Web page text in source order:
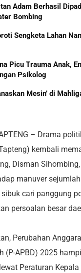
Adam Berhasil
Bombing
Sengketa Lahan
Picu Trauma Anak,
Psikolog
Mesin’ di
– Drama
kembali
Disman
manuver
cari panggung
persoalan besar
Perubahan
(P-APBD) 2025
Peraturan Kepala